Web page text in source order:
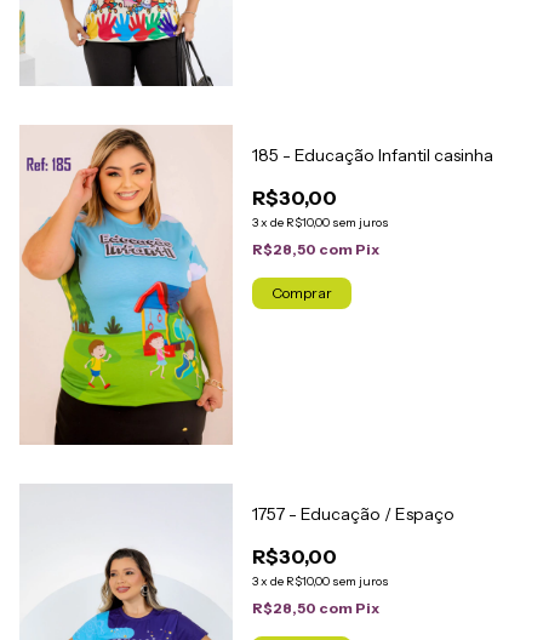
185 - Educação Infantil casinha
R$30,00
3x de R$10,00 sem juros
R$28,50 com Pix
Comprar
1757 - Educação / Espaço
R$30,00
3x de R$10,00 sem juros
R$28,50 com Pix